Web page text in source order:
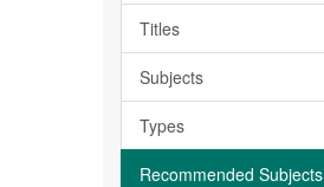
Titles
Subjects
Types
Recommended Subjects